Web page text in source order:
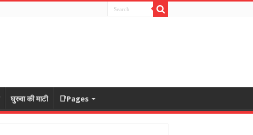
घुरुवा की माटी 📑Pages